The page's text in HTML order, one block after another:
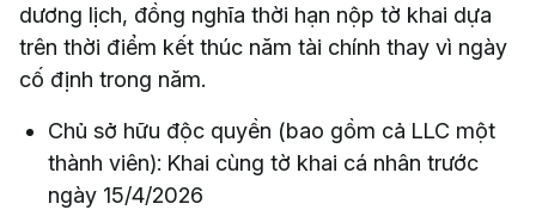
dương lịch, đồng nghĩa thời hạn nộp tờ khai dựa
trên thời điểm kết thúc năm tài chính thay vì ngày
cố định trong năm.
Chủ sở hữu độc quyền (bao gồm cả LLC một
thành viên): Khai cùng tờ khai cá nhân trước
ngày 15/4/2026